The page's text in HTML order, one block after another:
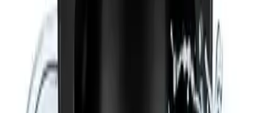
Güvenlik Sistemleri
Taşma önleyici sistem, içecek yükseldiğinde otomatik durdurma
sağlar. Susuz çalışma emniyeti, su olmadan çalışmayı engeller ve
cihazın zarar görmesini önler. Otomatik kapanma özelliği ise, kahve
hazırlandıktan sonra makinenin kendiliğinden kapanmasını sağlar.
Tasarım ve Estetik